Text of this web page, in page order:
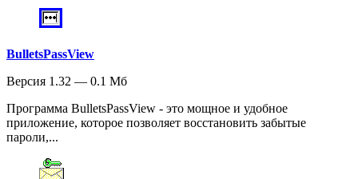
BulletsPassView
Версия 1.32 — 0.1 Мб
Программа BulletsPassView - это мощное и удобное
приложение, которое позволяет восстановить забытые
пароли,...